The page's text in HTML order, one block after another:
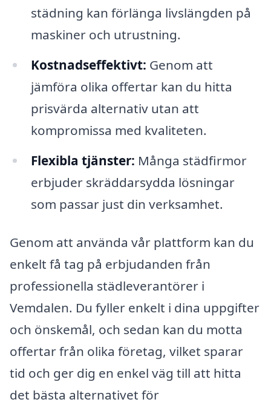
städning kan förlänga livslängden på
maskiner och utrustning.
Kostnadseffektivt: Genom att
jämföra olika offertar kan du hitta
prisvärda alternativ utan att
kompromissa med kvaliteten.
Flexibla tjänster: Många städfirmor
erbjuder skräddarsydda lösningar
som passar just din verksamhet.
Genom att använda vår plattform kan du
enkelt få tag på erbjudanden från
professionella städleverantörer i
Vemdalen. Du fyller enkelt i dina uppgifter
och önskemål, och sedan kan du motta
offertar från olika företag, vilket sparar
tid och ger dig en enkel väg till att hitta
det bästa alternativet för